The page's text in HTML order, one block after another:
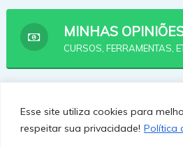
Esse site utiliza cookies para
respeitar sua privacidade! Política
MINHAS
CURSOS, FERRAMENTAS,
AFILIADOS
OPÇÕES PRA SE AFILIAR